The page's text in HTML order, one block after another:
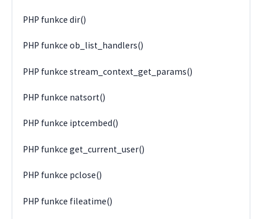
PHP funkce dir()
PHP funkce ob_list_handlers()
PHP funkce stream_context_get_params()
PHP funkce natsort()
PHP funkce iptcembed()
PHP funkce get_current_user()
PHP funkce pclose()
PHP funkce fileatime()